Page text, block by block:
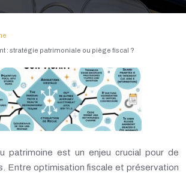
: stratégie patrimoniale ou piège fiscal ?
patrimoine est un enjeu crucial pour de
Entre optimisation fiscale et préservation